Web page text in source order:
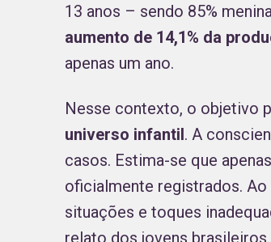
13 anos – sendo 85%
aumento de 14,1% da
apenas um ano.
Nesse contexto, o objetivo
universo infantil. A
casos. Estima-se que
oficialmente registrados.
situações e toques
relato dos jovens brasileiros.